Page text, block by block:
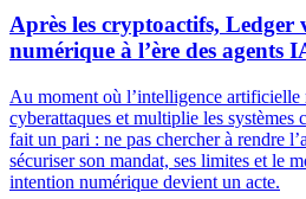
Après les cryptoactifs, Ledger
numérique à l’ère des agents
Au moment où l’intelligence artificielle
cyberattaques et multiplie les systèmes
fait un pari : ne pas chercher à rendre
sécuriser son mandat, ses limites et le
intention numérique devient un acte.